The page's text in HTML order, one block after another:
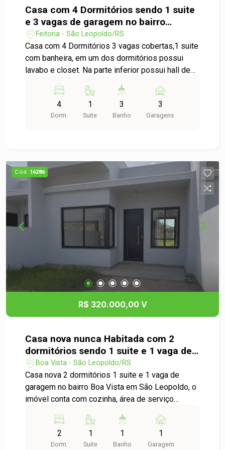
Casa com 4 Dormitórios sendo 1 suite
e 3 vagas de garagem no bairro
Feitoria em São Leopoldo
Feitoria - São Leopoldo/RS
Casa com 4 Dormitórios 3 vagas cobertas,1 suite
com banheira, em um dos dormitórios possui
lavabo e closet. Na parte inferior possui hall de
com lavabo e closet, 2 salas de estar e 1 sala
intima, 2 cozinhas uma delas bem ampla e
espaçosa, jardim de inverno, área de serviço
banheira, ambos com sacada, sala de estar,
cozinha, área de serviço, uma ampla sala de jantar
e sacada que tem vista pro pátio.
4
Dorm.
1
Suite
3
Banho
3
Garagens
Cód. 16286
R$ 320.000,00 V
Casa nova nunca Habitada com 2
dormitórios sendo 1 suite e 1 vaga de
garagem, no bairro Boa Vista em São
Leopoldo
Boa Vista - São Leopoldo/RS
Casa nova 2 dormitórios 1 suite e 1 vaga de
garagem no bairro Boa Vista em São Leopoldo, o
imóvel conta com cozinha, área de serviço
circulação, banheiro social, uma suite, pátio frente
e fundos do imóvel, casa nova com arquitetura
moderna. Próximo a Br Supply
2
Dorm.
1
Suite
1
Banho
1
Garagem